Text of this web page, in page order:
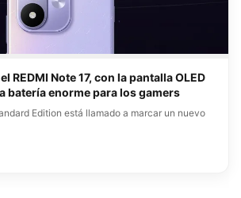
REDMI Note 17, con la pantalla OLED
batería enorme para los gamers
Edition está llamado a marcar un nuevo